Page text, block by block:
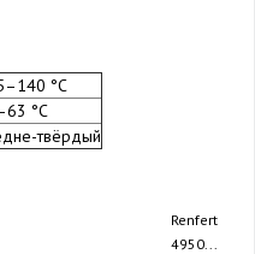
°C
°C
твёрдый
Renfert
4950...